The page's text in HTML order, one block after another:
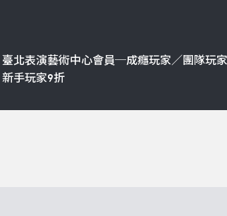
臺北表演藝術中心會員─成癮玩家／團隊玩
新手玩家9折